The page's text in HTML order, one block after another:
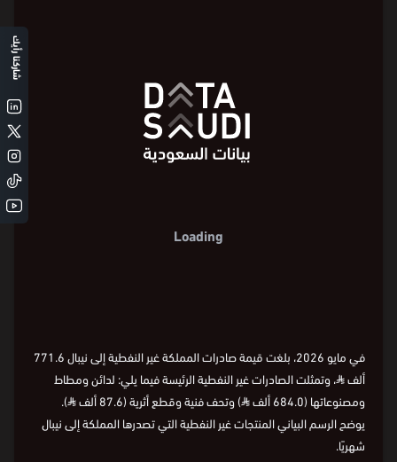
Loading
في مايو 2026، بلغت قيمة صادرات المملكة غير النفطية إلى نيبال 771.6
ألف⃁، وتمثلت الصادرات غير النفطية الرئيسة فيما يلي: لدائن ومطاط
ومصنوعاتها (684.0 ألف
⃁) وتحف فنية وقطع أثرية (87.6 ألف ⃁
).
يوضح الرسم البياني المنتجات غير النفطية التي تصدرها المملكة إلى نيبال
شهريًا.
شاركنا رأيك